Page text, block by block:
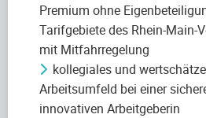
Premium ohne
Tarifgebiete des Rhein-Main-
mit Mitfahrregelung
kollegiales und
Arbeitsumfeld bei einer
innovativen Arbeitgeberin